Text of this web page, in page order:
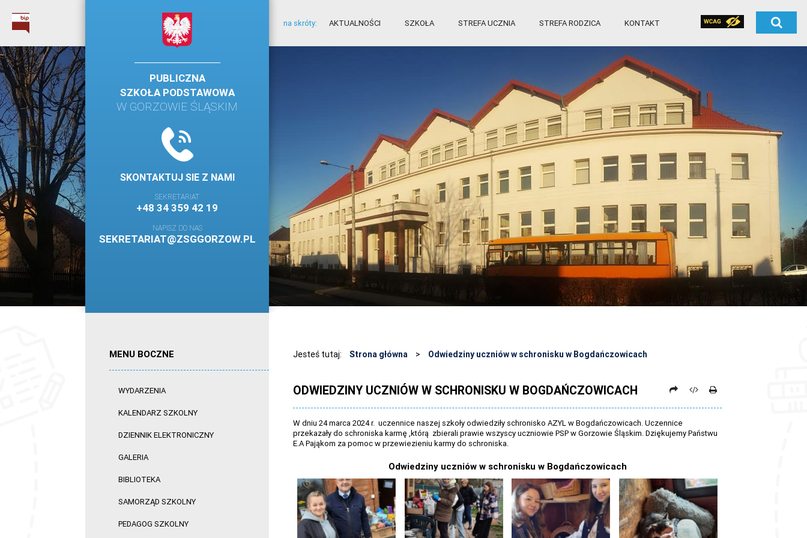
na skróty: AKTUALNOŚCI SZKOŁA STREFA UCZNIA STREFA RODZICA KONTAKT
PUBLICZNA
SZKOŁA PODSTAWOWA
W GORZOWIE ŚLĄSKIM
SKONTAKTUJ SIE Z NAMI
SEKRETARIAT
+48 34 359 42 19
NAPISZ DO NAS
SEKRETARIAT@ZSGGORZOW.PL
MENU BOCZNE
WYDARZENIA
KALENDARZ SZKOLNY
DZIENNIK ELEKTRONICZNY
GALERIA
BIBLIOTEKA
SAMORZĄD SZKOLNY
PEDAGOG SZKOLNY
Jesteś tutaj: Strona główna > Odwiedziny uczniów w schronisku w Bogdańczowicach
ODWIEDZINY UCZNIÓW W SCHRONISKU W BOGDAŃCZOWICACH
W dniu 24 marca 2024 r. uczennice naszej szkoły odwiedziły schronisko AZYL w Bogdańczowicach. Uczennice
przekazały do schroniska karmę ,którą zbierali prawie wszyscy uczniowie PSP w Gorzowie Śląskim. Dziękujemy Państwu
E.A Pająkom za pomoc w przewiezieniu karmy do schroniska.
Odwiedziny uczniów w schronisku w Bogdańczowicach